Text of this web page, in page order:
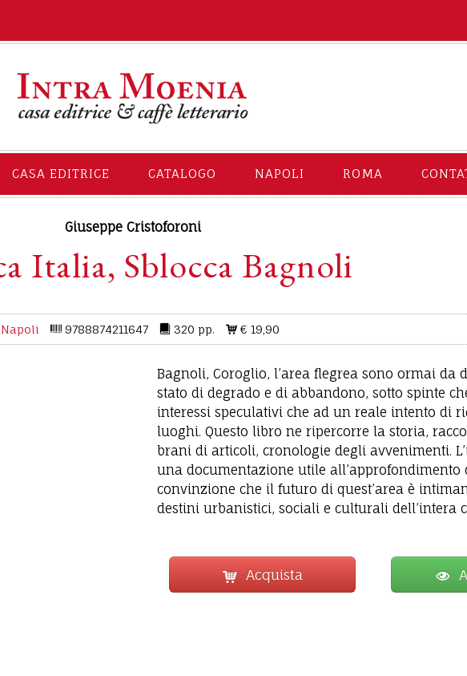
CASA EDITRICE CATALOGO NAPOLI ROMA
Giuseppe Cristoforoni
Italia, Sblocca Bagnoli
Napoli 9788874211647 320 pp. € 19,90
Bagnoli, Coroglio, l’area flegrea sono ormai da
stato di degrado e di abbandono, sotto spinte
interessi speculativi che ad un reale intento di
luoghi. Questo libro ne ripercorre la storia,
brani di articoli, cronologie degli avvenimenti.
una documentazione utile all’approfondimento
convinzione che il futuro di quest’area è
destini urbanistici, sociali e culturali dell’intera
Acquista